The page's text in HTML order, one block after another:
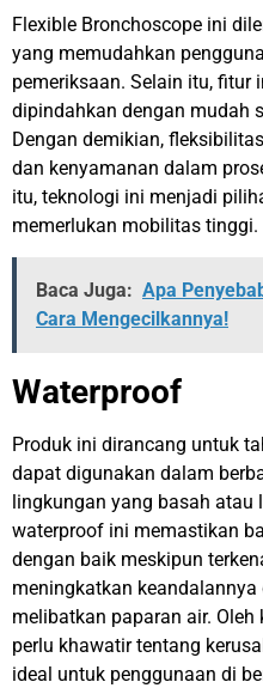
Flexible Bronchoscope ini
yang memudahkan
pemeriksaan. Selain itu, fitur
dipindahkan dengan mudah
Dengan demikian,
dan kenyamanan dalam
itu, teknologi ini menjadi
memerlukan mobilitas tinggi.
Baca Juga: Apa
Cara Mengecilkannya!
Waterproof
Produk ini dirancang untuk
dapat digunakan dalam
lingkungan yang basah atau
waterproof ini memastikan
dengan baik meskipun
meningkatkan
melibatkan paparan air.
perlu khawatir tentang
ideal untuk penggunaan di